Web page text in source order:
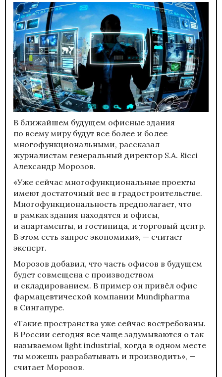
В ближайшем будущем офисные здания
по всему миру будут все более и более
многофункциональными, рассказал
журналистам генеральный директор S.A. Ricci
Александр Морозов.
«Уже сейчас многофункциональные проекты
имеют достаточный вес в градостроительстве.
Многофункциональность предполагает, что
в рамках здания находятся и офисы,
и апартаменты, и гостиница, и торговый центр.
В этом есть запрос экономики», — считает
эксперт.
Морозов добавил, что часть офисов в будущем
будет совмещена с производством
и складированием. В пример он привёл офис
фармацевтической компании Mundipharma
в Сингапуре.
«Такие пространства уже сейчас востребованы.
В России сегодня все чаще задумываются о так
называемом light industrial, когда в одном месте
ты можешь разрабатывать и производить», —
считает Морозов.